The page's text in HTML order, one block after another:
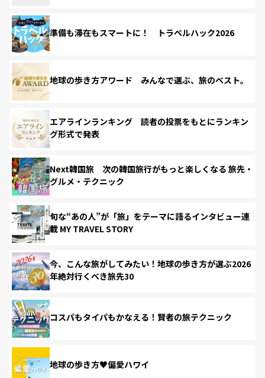
準備も滞在もスマートに！ トラベルハック2026
地球の歩き方アワード みんなで選ぶ、旅のベスト。
エアラインランキング 読者の投票をもとにランキン
グ形式で発表
Next韓国旅 次の韓国旅行がもっと楽しくなる 旅先・
グルメ・テクニック
旬な“あの人”が「旅」をテーマに語るインタビュー連
載 MY TRAVEL STORY
今、こんな旅がしてみたい！地球の歩き方が選ぶ2026
年絶対行くべき旅先30
コスパもタイパもかなえる！賢者の旅テクニック
地球の歩き方♥偏愛ハワイ